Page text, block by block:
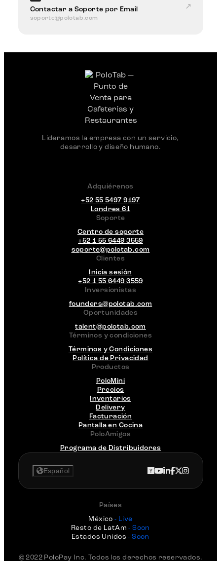
Contactar a Soporte por Email
soporte@polotab.com
↗
Lideramos la empresa con un servicio,
desarrollo y diseño humano.
Adquiérenos
+52 55 5497 9197
Londres 61
Soporte
Centro de soporte
+52 1 55 6449 3559
soporte@polotab.com
Clientes
Inicia sesión
+52 1 55 6449 3559
Inversionistas
founders@polotab.com
Oportunidades
talent@polotab.com
Términos y condiciones
Términos y Condiciones
Política de Privacidad
Productos
PoloMini
Precios
Inventarios
Delivery
Facturación
Pantalla en Cocina
PoloAmigos
Programa de Distribuidores
Español
Países
México - Live
Resto de LatAm - Soon
Estados Unidos - Soon
© 2022 PoloPay Inc. Todos los derechos reservados.